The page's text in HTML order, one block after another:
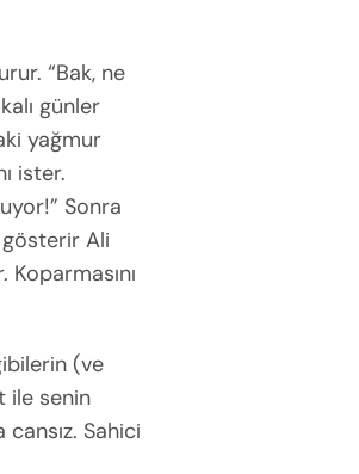
“Bak, ne
günler
yağmur
ister.
Sonra
gösterir Ali
(ve
ile senin
cansız. Sahici